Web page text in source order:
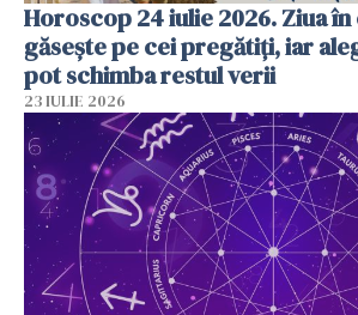
Horoscop 24 iulie 2026. Ziua
găsește pe cei pregătiți, iar
pot schimba restul verii
23 IULIE 2026